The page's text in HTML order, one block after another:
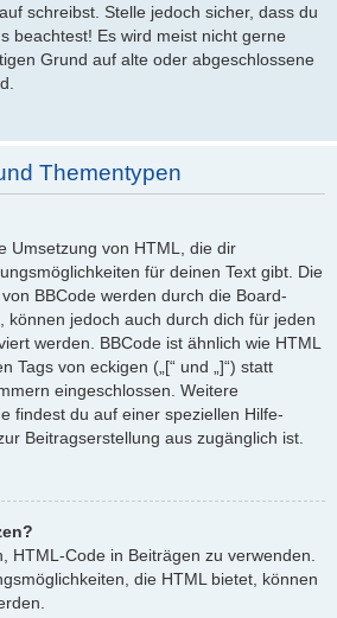
schreibst. Stelle jedoch sicher, dass du
beachtest! Es wird meist nicht gerne
Grund auf alte oder abgeschlossene
Thementypen
Umsetzung von HTML, die dir
für deinen Text gibt. Die
BBCode werden durch die Board-
können jedoch auch durch dich für jeden
werden. BBCode ist ähnlich wie HTML
Tags von eckigen („[“ und „]“) statt
eingeschlossen. Weitere
findest du auf einer speziellen Hilfe-
Beitragserstellung aus zugänglich ist.
HTML-Code in Beiträgen zu verwenden.
die HTML bietet, können